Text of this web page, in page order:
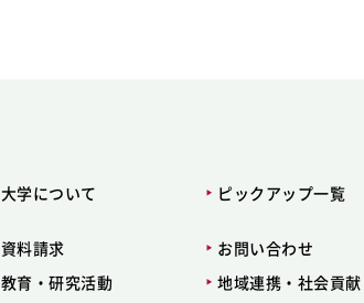
大学について ピックアップ一覧
資料請求 お問い合わせ
教育・研究活動 地域連携・社会貢献